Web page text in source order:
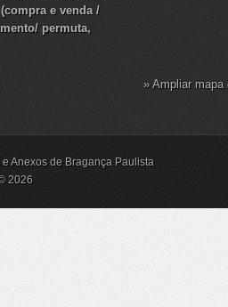
e venda /
permuta,
» Ampliar
Anexos de Bragança Paulista
2026